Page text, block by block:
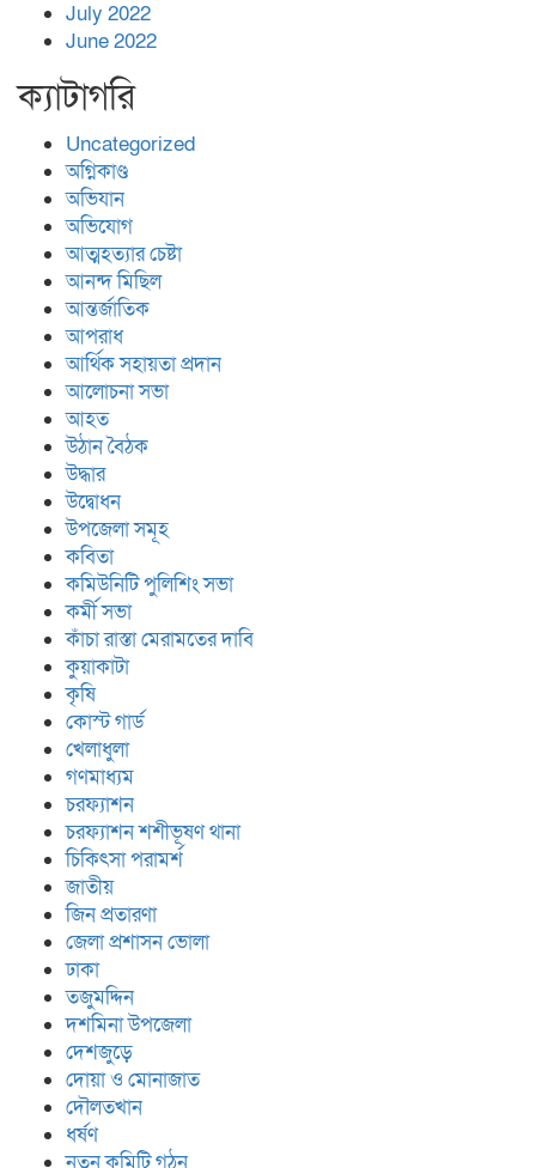
July 2022
June 2022
ক্যাটাগরি
Uncategorized
অগ্নিকাণ্ড
অভিযান
অভিযোগ
আত্মহত্যার চেষ্টা
আনন্দ মিছিল
আন্তর্জাতিক
আপরাধ
আর্থিক সহায়তা প্রদান
আলোচনা সভা
আহত
উঠান বৈঠক
উদ্ধার
উদ্বোধন
উপজেলা সমূহ
কবিতা
কমিউনিটি পুলিশিং সভা
কর্মী সভা
কাঁচা রাস্তা মেরামতের দাবি
কুয়াকাটা
কৃষি
কোস্ট গার্ড
খেলাধুলা
গণমাধ্যম
চরফ্যাশন
চরফ্যাশন শশীভূষণ থানা
চিকিৎসা পরামর্শ
জাতীয়
জিন প্রতারণা
জেলা প্রশাসন ভোলা
ঢাকা
তজুমদ্দিন
দশমিনা উপজেলা
দেশজুড়ে
দোয়া ও মোনাজাত
দৌলতখান
ধর্ষণ